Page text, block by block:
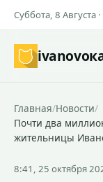
Суббота, 8 Августа
ivanovo
Главная/Новости/
Почти два
жительницы
8:41, 25 октября